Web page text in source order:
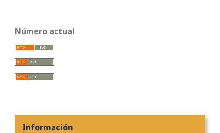
Número actual
Información